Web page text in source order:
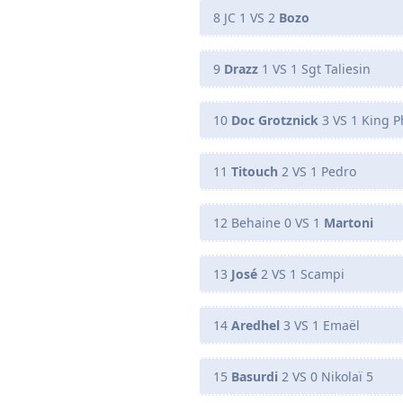
8 JC 1 VS 2 Bozo
9 Drazz 1 VS 1 Sgt Taliesin
10 Doc Grotznick 3 VS 1 King
11 Titouch 2 VS 1 Pedro
12 Behaine 0 VS 1 Martoni
13 José 2 VS 1 Scampi
14 Aredhel 3 VS 1 Emaël
15 Basurdi 2 VS 0 Nikolaï 5